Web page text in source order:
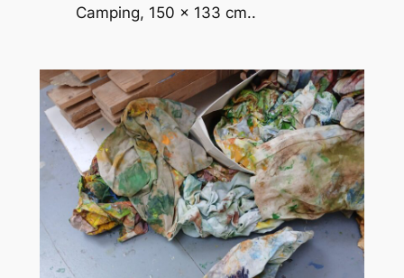
Camping, 150 x 133 cm..